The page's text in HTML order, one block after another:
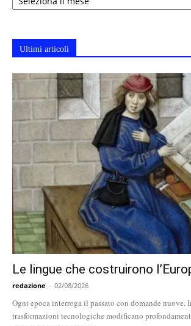
Ultimi articoli
Le lingue che costruirono
redazione - 02/08/2026
Ogni epoca interroga il passato con domande nuove.
trasformazioni tecnologiche modificano